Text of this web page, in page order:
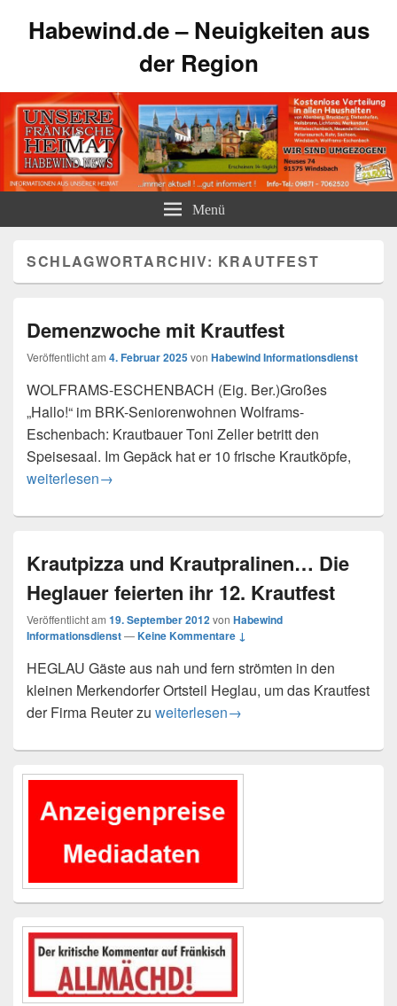
Habewind.de – Neuigkeiten aus
der Region
Menü
SCHLAGWORTARCHIV: KRAUTFEST
Demenzwoche mit Krautfest
Veröffentlicht am 4. Februar 2025von Habewind Informationsdienst
WOLFRAMS-ESCHENBACH (Eig. Ber.)Großes
„Hallo!“ im BRK-Seniorenwohnen Wolframs-
Eschenbach: Krautbauer Toni Zeller betritt den
Speisesaal. Im Gepäck hat er 10 frische Krautköpfe,
Demenzwoche mit Krautfest
weiterlesen→
Krautpizza und Krautpralinen… Die
Heglauer feierten ihr 12. Krautfest
Veröffentlicht am 19. September 2012von Habewind
Informationsdienst—Keine Kommentare ↓
HEGLAU Gäste aus nah und fern strömten in den
kleinen Merkendorfer Ortsteil Heglau, um das Krautfest
der Firma Reuter zu Krautpizza und Krautpralinen… Die
weiterlesen→
Primärer
Widgetbereich